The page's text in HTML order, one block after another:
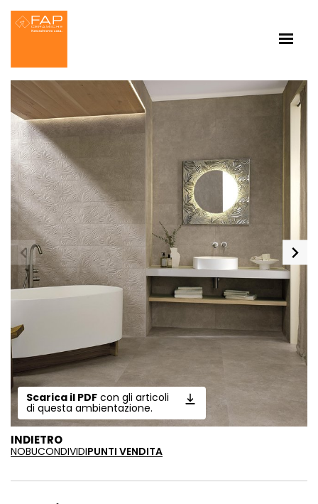
Scarica il PDF con gli articoli
di questa ambientazione.
INDIETRO
NOBUCONDIVIDIPUNTI VENDITA